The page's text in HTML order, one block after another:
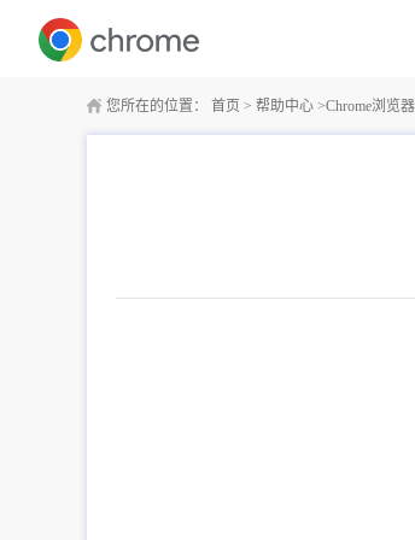
您所在的位置： 首页 > 帮助中心 >Chrome浏览